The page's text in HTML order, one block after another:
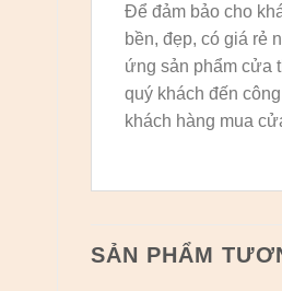
Để đảm bảo cho
bền, đẹp, có giá rẻ
ứng sản phẩm cửa
quý khách đến
khách hàng mua
SẢN PHẨM